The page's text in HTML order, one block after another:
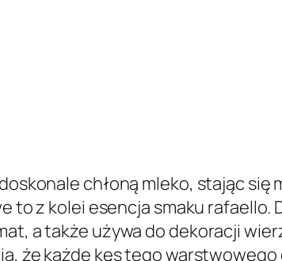
chłoną mleko, stając się
z kolei esencja smaku rafaello.
a także używa do dekoracji
że każde kęs tego